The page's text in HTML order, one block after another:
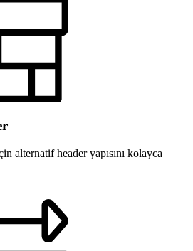
alternatif header yapısını kolayca